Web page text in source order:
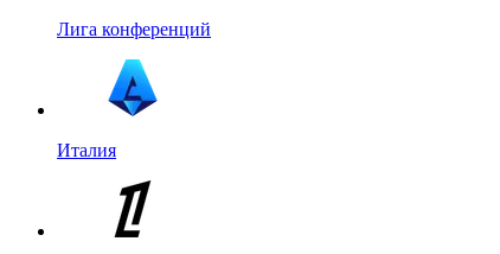
Лига конференций
Италия